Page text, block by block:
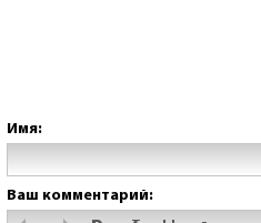
Имя:
Ваш комментарий: